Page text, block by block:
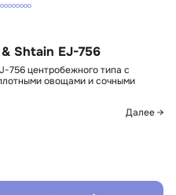
Shtain EJ-756
756 центробежного типа с
овощами и сочными
Далее →